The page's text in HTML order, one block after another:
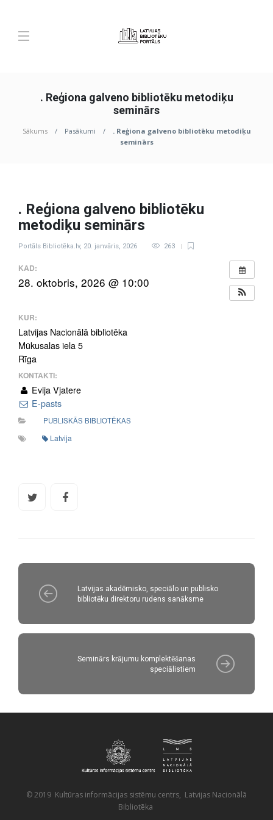
. Reģiona galveno bibliotēku metodiķu
seminārs
Sākums Pasākumi
. Reģiona galveno bibliotēku metodiķu
seminārs
. Reģiona galveno bibliotēku
metodiķu seminārs
Portāls Bibliotēka.lv, 20. janvāris, 2026 263
KAD:
28. oktobris, 2026 @ 10:00
KUR:
Latvijas Nacionālā bibliotēka
Mūkusalas iela 5
Rīga
KONTAKTI:
Evija Vjatere
E-pasts
PUBLISKĀS BIBLIOTĒKAS
Latvija
Latvijas akadēmisko, speciālo un publisko
bibliotēku direktoru rudens sanāksme
Seminārs krājumu komplektēšanas
speciālistiem
© 2019 Kultūras informācijas sistēmu centrs, Latvijas Nacionālā
Bibliotēka